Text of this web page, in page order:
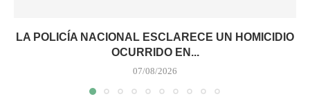
LA POLICÍA NACIONAL ESCLARECE UN HOMICIDIO
OCURRIDO EN...
07/08/2026